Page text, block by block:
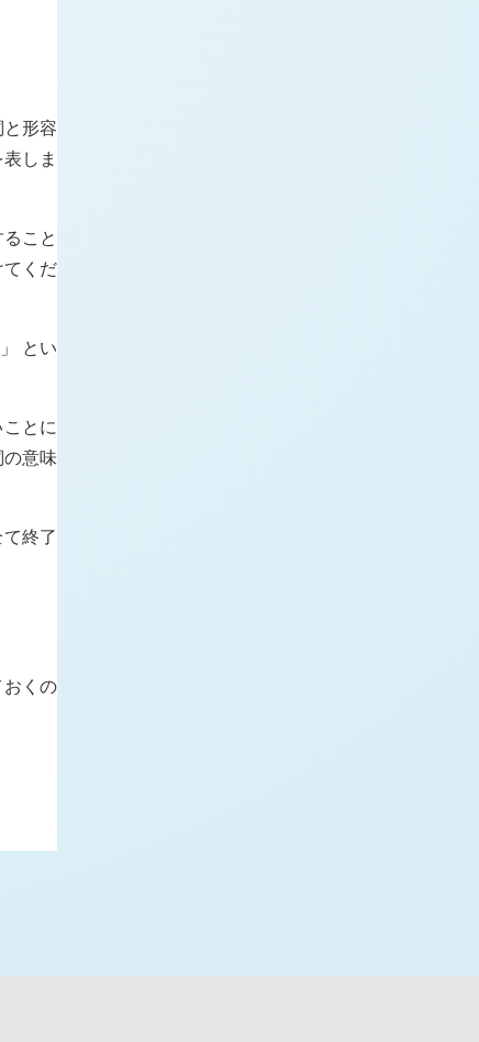
と形容
しま
こと
くだ
とい
とに
意味
終了
くの